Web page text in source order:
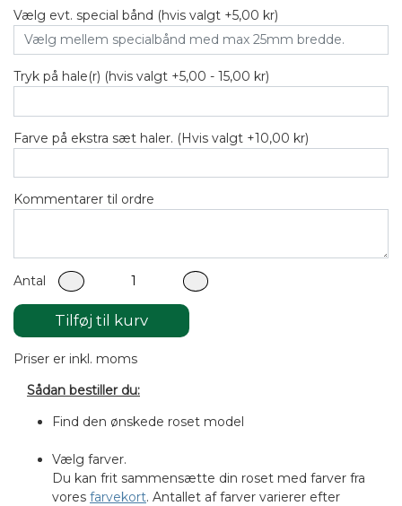
Vælg evt. special bånd (hvis valgt +5,00 kr)
Tryk på hale(r) (hvis valgt +5,00 - 15,00 kr)
Farve på ekstra sæt haler. (Hvis valgt +10,00 kr)
Kommentarer til ordre
Antal
Tilføj til kurv
Priser er inkl. moms
Sådan bestiller du:
Find den ønskede roset model
Vælg farver.
Du kan frit sammensætte din roset med farver fra
vores farvekort. Antallet af farver varierer efter